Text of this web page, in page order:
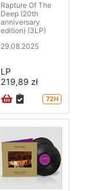
Rapture Of The
Deep (20th
anniversary
edition) (3LP)
29.08.2025
LP
219,89 zł
72H